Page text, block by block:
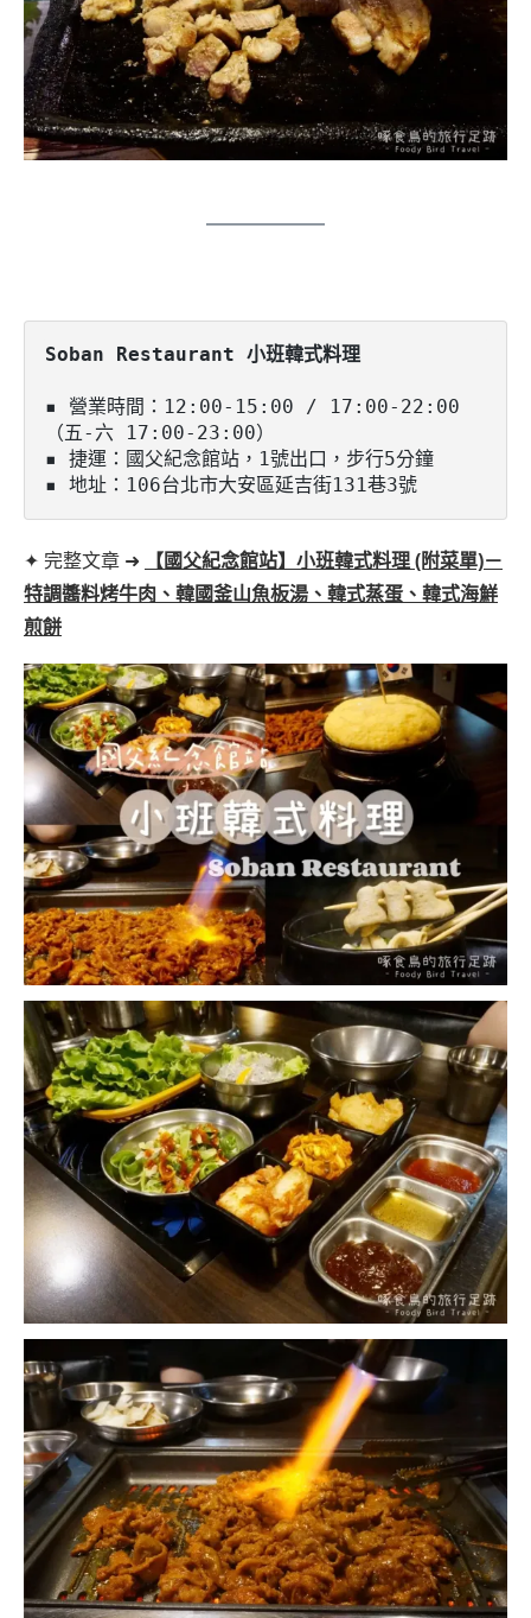
Soban Restaurant 小班韓式料理
▪️ 營業時間：12:00-15:00 / 17:00-22:00
（五-六 17:00-23:00）
▪️ 捷運：國父紀念館站，1號出口，步行5分鐘
▪️ 地址：106台北市大安區延吉街131巷3號
✦ 完整文章 ➜
【國父紀念館站】小班韓式料理 (附菜單)－
特調醬料烤牛肉、韓國釜山魚板湯、韓式蒸蛋、韓式海鮮
煎餅